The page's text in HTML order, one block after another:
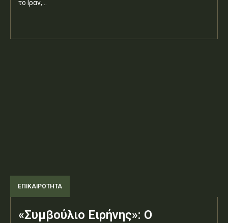
το Ιράν,...
ΕΠΙΚΑΙΡΟΤΗΤΑ
«Συμβούλιο Ειρήνης»: Ο